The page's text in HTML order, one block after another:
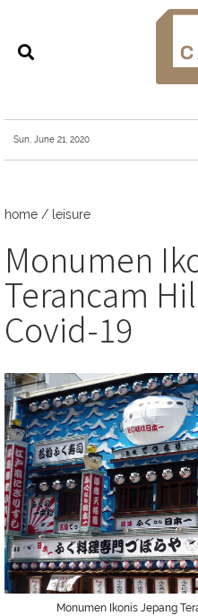
Sun, June 21, 2020
home / leisure
Monumen
Terancam
Covid-19
Monumen Ikonis Jepang